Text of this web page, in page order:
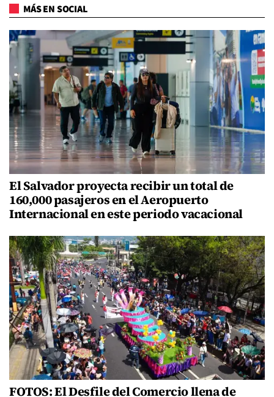
MÁS EN SOCIAL
El Salvador proyecta recibir un total de
160,000 pasajeros en el Aeropuerto
Internacional en este periodo vacacional
FOTOS: El Desfile del Comercio llena de